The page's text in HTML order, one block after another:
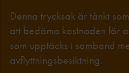
Denna trycksak är tänkt
att bedöma kostnaden för
som upptäcks i samband
avflyttningsbesiktning.